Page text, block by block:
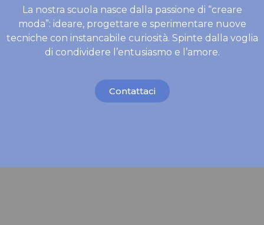
La nostra scuola nasce dalla passione di “creare
moda”: ideare, progettare e sperimentare nuove
tecniche con instancabile curiosità. Spinte dalla voglia
di condividere l’entusiasmo e l’amore.
Contattaci